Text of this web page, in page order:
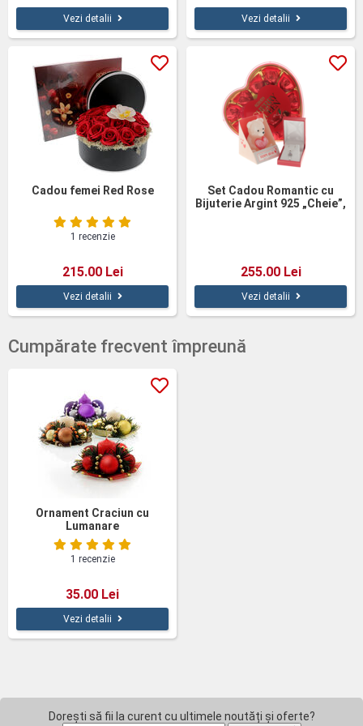
Vezi detalii Vezi detalii
Cadou femei Red Rose
1 recenzie
215.00 Lei
Vezi detalii
Set Cadou Romantic cu
Bijuterie Argint 925 „Cheie”,
255.00 Lei
Vezi detalii
Cumpărate frecvent împreună
Ornament Craciun cu
Lumanare
1 recenzie
35.00 Lei
Vezi detalii
Dorești să fii la curent cu ultimele noutăți și oferte?